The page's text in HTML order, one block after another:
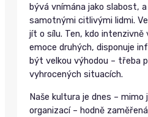
bývá vnímána jako slabost,
samotnými citlivými lidmi.
jít o sílu. Ten, kdo intenzivně
emoce druhých, disponuje
být velkou výhodou – třeba
vyhrocených situacích.
Naše kultura je dnes –
organizací – hodně